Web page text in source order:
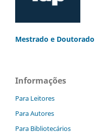
Mestrado e Doutorado
Informações
Para Leitores
Para Autores
Para Bibliotecários